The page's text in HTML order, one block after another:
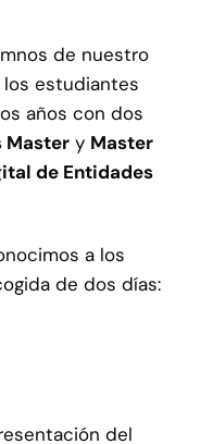
de nuestro
estudiantes
años con dos
Master y Master
de Entidades
a los
de dos días:
del